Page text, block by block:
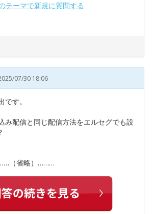
テーマで新規に質問する
07/30 18:06
です。
み配信と同じ配信方法をエルセグでも設
（省略）………